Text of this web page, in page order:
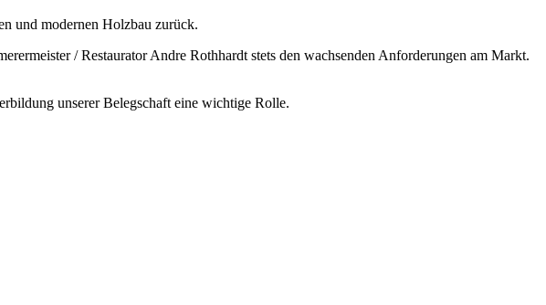
und modernen Holzbau zurück.
/ Restaurator Andre Rothhardt stets den wachsenden Anforderungen am Markt.
unserer Belegschaft eine wichtige Rolle.